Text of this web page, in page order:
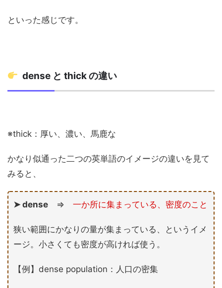
といった感じです。
dense と thick の違い
※thick：厚い、濃い、馬鹿な
かなり似通った二つの英単語のイメージの違いを見て
みると、
➤ dense ⇒ 一か所に集まっている、密度のこと
狭い範囲にかなりの量が集まっている、というイメ
ージ。小さくても密度が高ければ使う。
【例】dense population：人口の密集